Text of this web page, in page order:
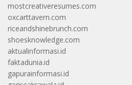
mostcreativeresumes.com
oxcarttavern.com
riceandshinebrunch.com
shoesknowledge.com
aktualinformasi.id
faktadunia.id
gapurainformasi.id